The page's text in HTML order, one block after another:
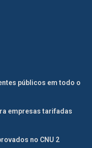
públicos em todo o
empresas tarifadas
no CNU 2